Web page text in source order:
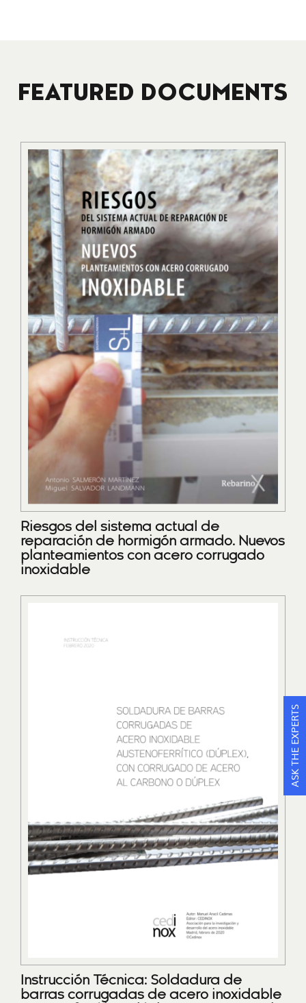
FEATURED DOCUMENTS
Riesgos del sistema actual de
reparación de hormigón armado. Nuevos
planteamientos con acero corrugado
inoxidable
Instrucción Técnica: Soldadura de
barras corrugadas de acero inoxidable
ASK THE EXPERTS